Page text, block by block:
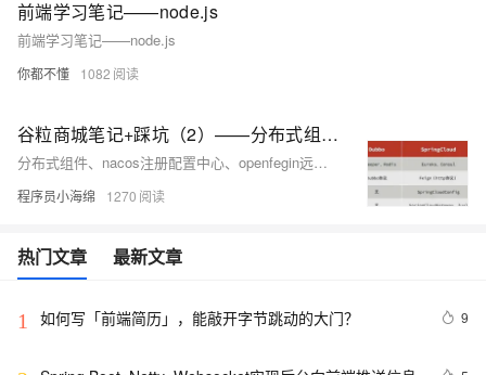
前端学习笔记——node.js
前端学习笔记——node.js
你都不懂 1082
谷粒商城笔记+踩坑（2）——分布式组件、前端基础，nacos+feign+gateway+ES6+vue脚手架
分布式组件、nacos注册配置中心、openfegin远程调用、网关gateway、ES6脚本语言规范、vue、elementUI
程序员小海绵 1270
热门文章 最新文章
1 如何写「前端简历」，能敲开字节跳动的大门？ 9